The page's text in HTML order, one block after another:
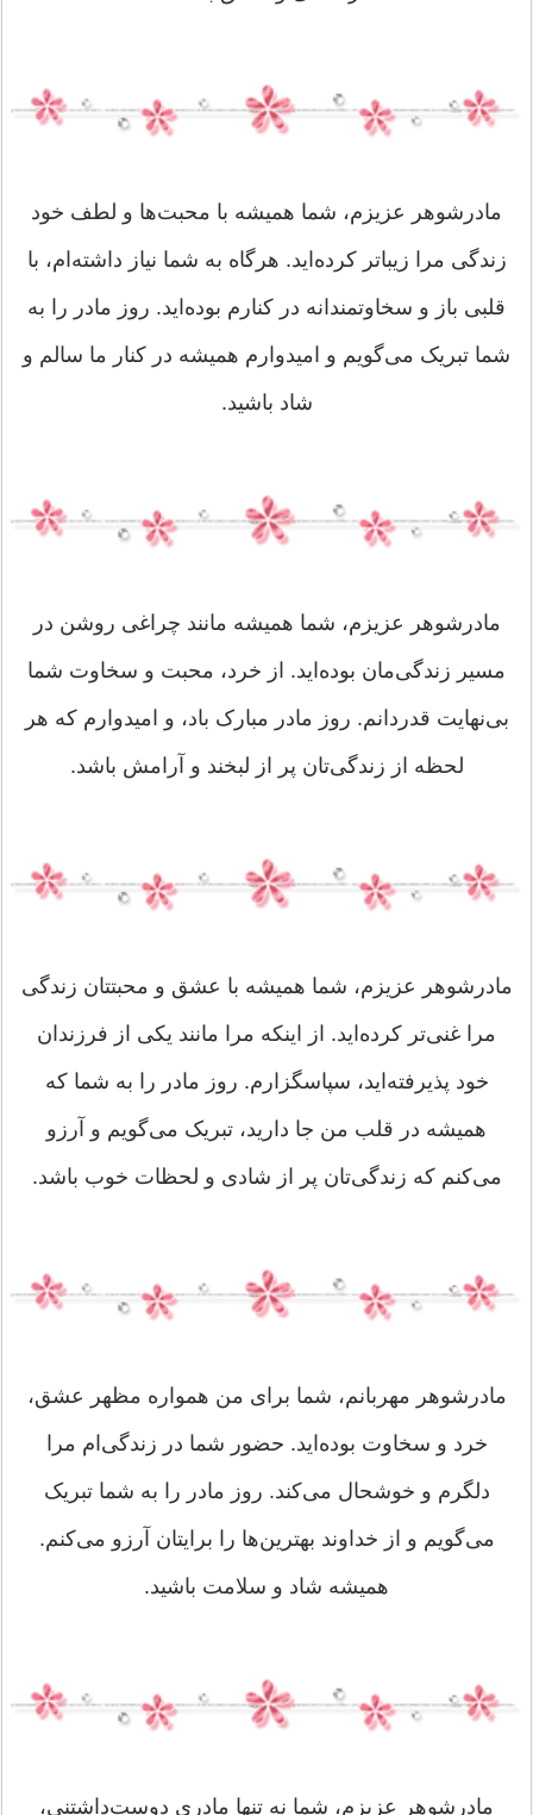
مادرشوهر عزیزم، شما همیشه با محبت‌ها و لطف خود
زندگی مرا زیباتر کرده‌اید. هرگاه به شما نیاز داشته‌ام، با
قلبی باز و سخاوتمندانه در کنارم بوده‌اید. روز مادر را به
شما تبریک می‌گویم و امیدوارم همیشه در کنار ما سالم و
شاد باشید.
مادرشوهر عزیزم، شما همیشه مانند چراغی روشن در
مسیر زندگی‌مان بوده‌اید. از خرد، محبت و سخاوت شما
بی‌نهایت قدردانم. روز مادر مبارک باد، و امیدوارم که هر
لحظه از زندگی‌تان پر از لبخند و آرامش باشد.
مادرشوهر عزیزم، شما همیشه با عشق و محبتتان زندگی
مرا غنی‌تر کرده‌اید. از اینکه مرا مانند یکی از فرزندان
خود پذیرفته‌اید، سپاسگزارم. روز مادر را به شما که
همیشه در قلب من جا دارید، تبریک می‌گویم و آرزو
می‌کنم که زندگی‌تان پر از شادی و لحظات خوب باشد.
مادرشوهر مهربانم، شما برای من همواره مظهر عشق،
خرد و سخاوت بوده‌اید. حضور شما در زندگی‌ام مرا
دلگرم و خوشحال می‌کند. روز مادر را به شما تبریک
می‌گویم و از خداوند بهترین‌ها را برایتان آرزو می‌کنم.
همیشه شاد و سلامت باشید.
مادرشوهر عزیزم، شما نه تنها مادری دوست‌داشتنی،